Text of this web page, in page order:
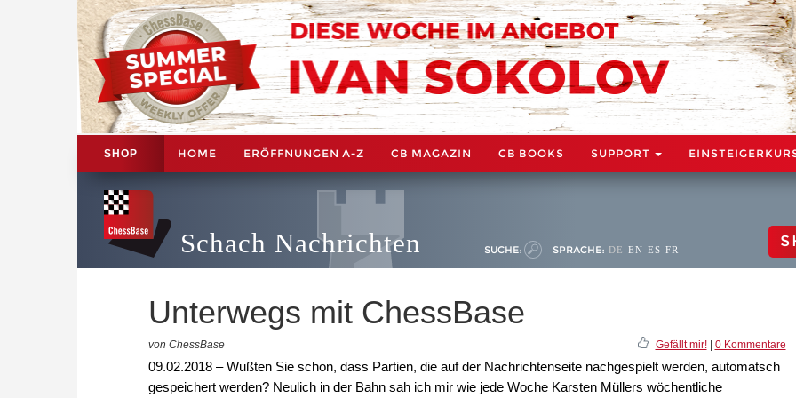
SHOP HOME ERÖFFNUNGEN A-Z CB MAGAZIN CB BOOKS SUPPORT
Schach Nachrichten SUCHE: SPRACHE: DE EN ES FR
Unterwegs mit ChessBase
von ChessBase Gefällt mir!| 0 Kommentare
09.02.2018 – Wußten Sie schon, dass Partien, die auf der Nachrichtenseite nachgespielt werden, automatsch
gespeichert werden? Neulich in der Bahn sah ich mir wie jede Woche Karsten Müllers wöchentliche